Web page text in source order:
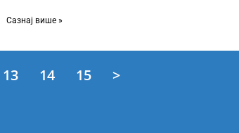
Сазнај више »
13 14 15 >